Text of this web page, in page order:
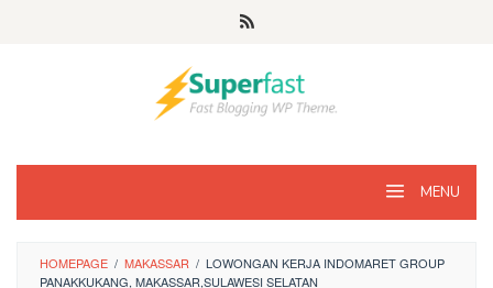
MENU
HOMEPAGE / MAKASSAR / LOWONGAN KERJA INDOMARET GROUP
PANAKKUKANG, MAKASSAR,SULAWESI SELATAN